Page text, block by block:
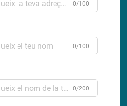
0/100
0/100
0/200